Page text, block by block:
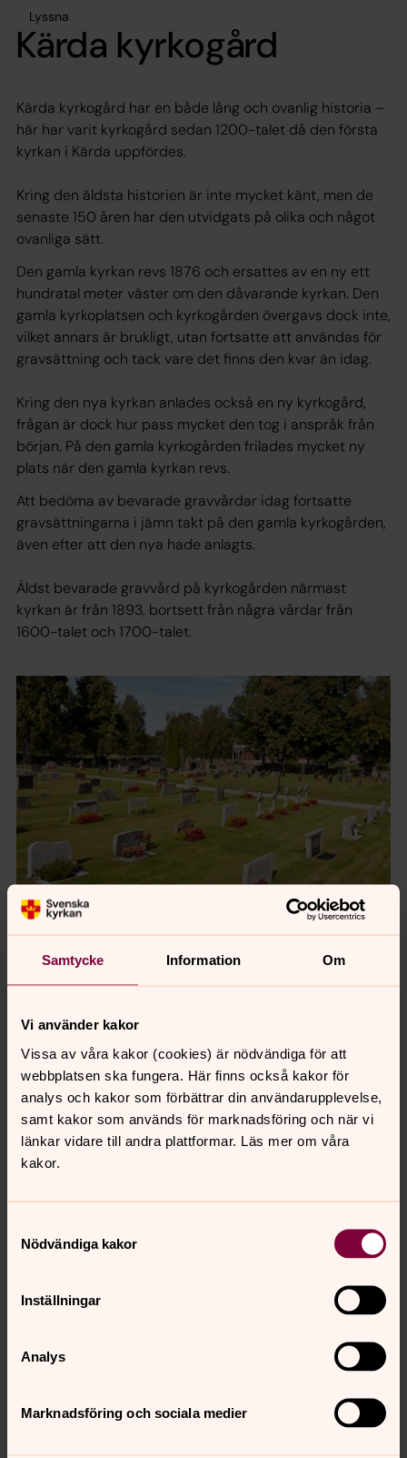
Samtycke Information Om
Vi använder kakor
Vissa av våra kakor (cookies) är nödvändiga för att
webbplatsen ska fungera. Här finns också kakor för
analys och kakor som förbättrar din användarupplevelse,
samt kakor som används för marknadsföring och när vi
länkar vidare till andra plattformar. Läs mer om våra
kakor.
Nödvändiga kakor
Inställningar
Analys
Marknadsföring och sociala medier
Lyssna
Kärda kyrkogård
Kärda kyrkogård har en både lång och ovanlig historia –
här har varit kyrkogård sedan 1200-talet då den första
kyrkan i Kärda uppfördes.
Kring den äldsta historien är inte mycket känt, men de
senaste 150 åren har den utvidgats på olika och något
ovanliga sätt.
Den gamla kyrkan revs 1876 och ersattes av en ny ett
hundratal meter väster om den dåvarande kyrkan. Den
gamla kyrkoplatsen och kyrkogården övergavs dock inte,
vilket annars är brukligt, utan fortsatte att användas för
gravsättning och tack vare det finns den kvar än idag.
Kring den nya kyrkan anlades också en ny kyrkogård,
frågan är dock hur pass mycket den tog i anspråk från
början. På den gamla kyrkogården frilades mycket ny
plats när den gamla kyrkan revs.
Att bedöma av bevarade gravvårdar idag fortsatte
gravsättningarna i jämn takt på den gamla kyrkogården,
även efter att den nya hade anlagts.
Äldst bevarade gravvård på kyrkogården närmast
kyrkan är från 1893, bortsett från några vårdar från
1600-talet och 1700-talet.
Foto: Mattias Johansson
Synpunkter eller frågor på sidans
forshedabygden.forsamling@svenskakyrkan.se